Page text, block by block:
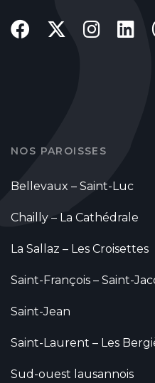
NOS PAROISSES
Bellevaux – Saint-Luc
Chailly – La Cathédrale
La Sallaz – Les Croisettes
Saint-François – Saint-
Saint-Jean
Saint-Laurent – Les
Sud-ouest lausannois